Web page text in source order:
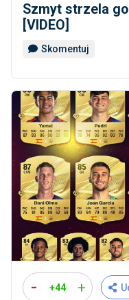
Szmyt strzela
[VIDEO]
Skomentuj
- +44 +